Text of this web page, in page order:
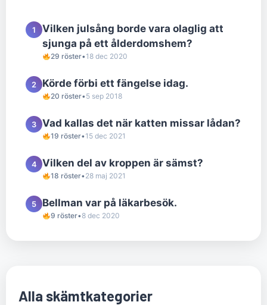
1
Vilken julsång borde vara olaglig att
sjunga på ett ålderdomshem?
29 röster•18 dec 2020
2 Körde förbi ett fängelse idag.
20 röster•5 sep 2018
3 Vad kallas det när katten missar lådan?
19 röster•15 dec 2021
4 Vilken del av kroppen är sämst?
18 röster•28 maj 2021
5 Bellman var på läkarbesök.
9 röster•8 dec 2020
Alla skämtkategorier